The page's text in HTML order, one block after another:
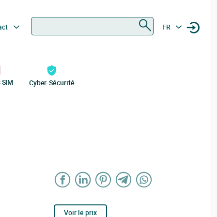
FR
Cyber-Sécurité
Voir le prix